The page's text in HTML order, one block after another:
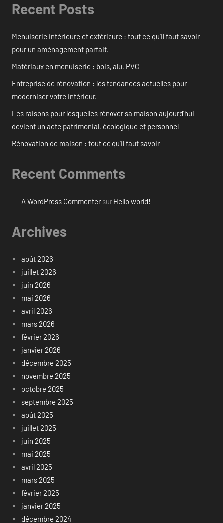
Recent Posts
Menuiserie intérieure et extérieure : tout ce qu’il faut savoir
pour un aménagement parfait.
Matériaux en menuiserie : bois, alu, PVC
Entreprise de rénovation : les tendances actuelles pour
moderniser votre intérieur.
Les raisons pour lesquelles rénover sa maison aujourd’hui
devient un acte patrimonial, écologique et personnel
Rénovation de maison : tout ce qu’il faut savoir
Recent Comments
A WordPress Commentersur Hello world!
Archives
août 2026
juillet 2026
juin 2026
mai 2026
avril 2026
mars 2026
février 2026
janvier 2026
décembre 2025
novembre 2025
octobre 2025
septembre 2025
août 2025
juillet 2025
juin 2025
mai 2025
avril 2025
mars 2025
février 2025
janvier 2025
décembre 2024